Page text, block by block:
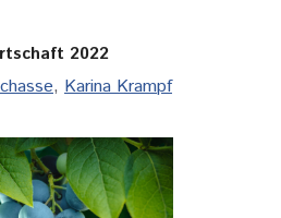
2022
, Karina Krampf